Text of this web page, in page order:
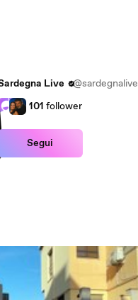
Live
@sardegnalive
101 follower
Segui